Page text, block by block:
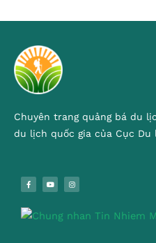
Chuyên trang quảng bá du
du lịch quốc gia của Cục Du